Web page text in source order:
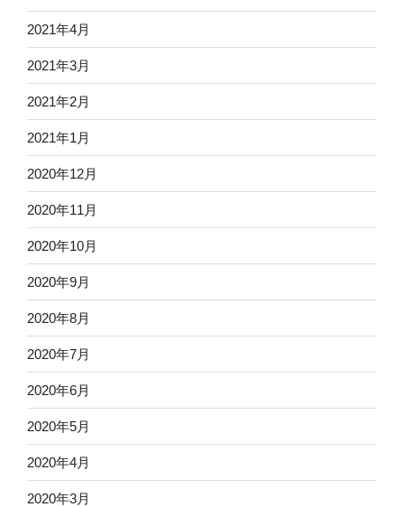
2021年4月
2021年3月
2021年2月
2021年1月
2020年12月
2020年11月
2020年10月
2020年9月
2020年8月
2020年7月
2020年6月
2020年5月
2020年4月
2020年3月